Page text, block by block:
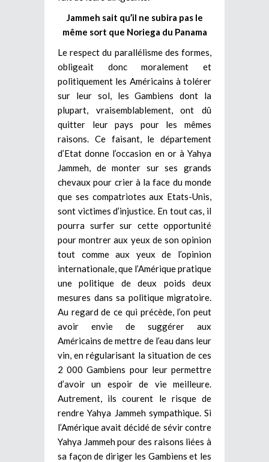
Jammeh sait qu’il ne subira pas le
même sort que Noriega du Panama
Le respect du parallélisme des formes,
obligeait donc moralement et
politiquement les Américains à tolérer
sur leur sol, les Gambiens dont la
plupart, vraisemblablement, ont dû
quitter leur pays pour les mêmes
raisons. Ce faisant, le département
d’Etat donne l’occasion en or à Yahya
Jammeh, de monter sur ses grands
chevaux pour crier à la face du monde
que ses compatriotes aux Etats-Unis,
sont victimes d’injustice. En tout cas, il
pourra surfer sur cette opportunité
pour montrer aux yeux de son opinion
tout comme aux yeux de l’opinion
internationale, que l’Amérique pratique
une politique de deux poids deux
mesures dans sa politique migratoire.
Au regard de ce qui précède, l’on peut
avoir envie de suggérer aux
Américains de mettre de l’eau dans leur
vin, en régularisant la situation de ces
2 000 Gambiens pour leur permettre
d’avoir un espoir de vie meilleure.
Autrement, ils courent le risque de
rendre Yahya Jammeh sympathique. Si
l’Amérique avait décidé de sévir contre
Yahya Jammeh pour des raisons liées à
sa façon de diriger les Gambiens et les